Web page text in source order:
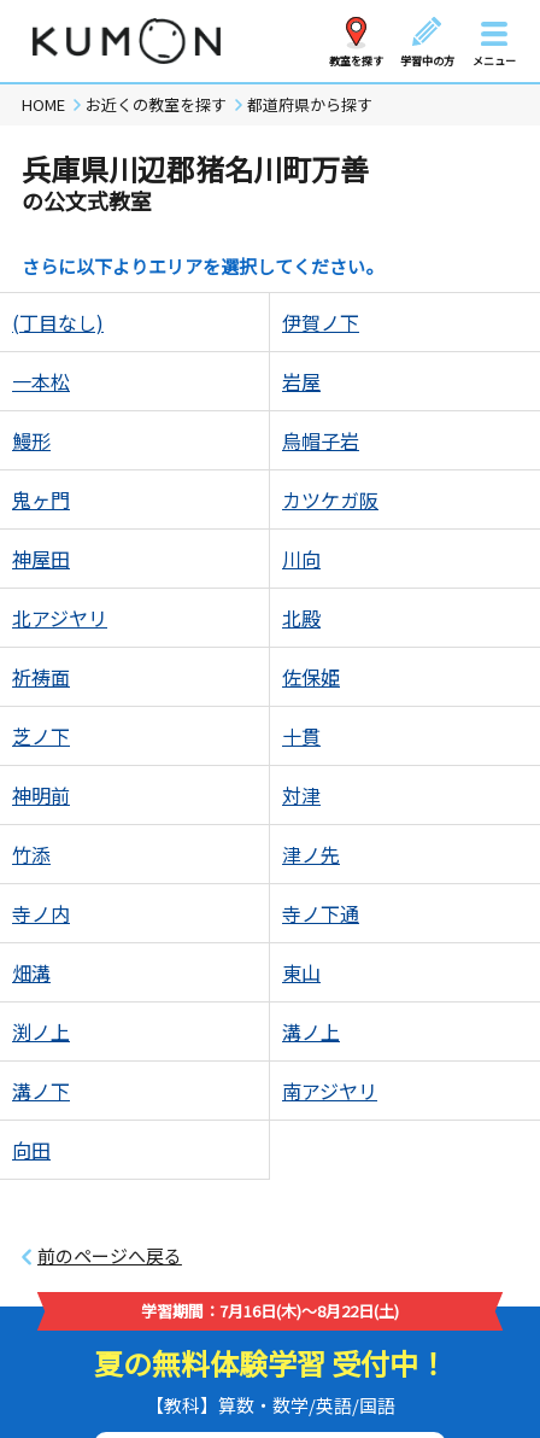
教室を探す 学習中の方 メニュー
HOME お近くの教室を探す 都道府県から探す
兵庫県川辺郡猪名川町万善
の公文式教室
さらに以下よりエリアを選択してください。
(丁目なし) 伊賀ノ下
一本松 岩屋
鰻形 烏帽子岩
鬼ヶ門 カツケガ阪
神屋田 川向
北アジヤリ 北殿
祈祷面 佐保姫
芝ノ下 十貫
神明前 対津
竹添 津ノ先
寺ノ内 寺ノ下通
畑溝 東山
渕ノ上 溝ノ上
溝ノ下 南アジヤリ
向田
前のページへ戻る
学習期間：7月16日(木)～8月22日(土)
夏の無料体験学習 受付中！
【教科】算数・数学/英語/国語